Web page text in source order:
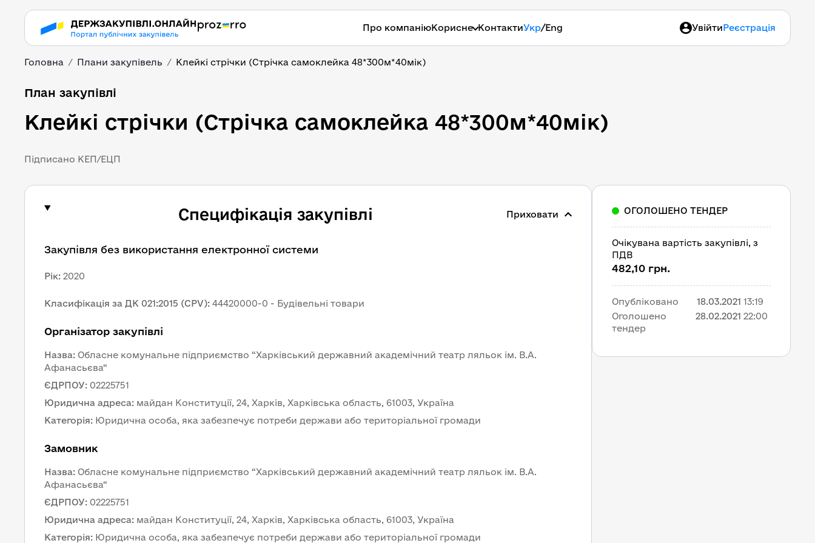
Про компаніюКорисне КонтактиУкр/Eng УвійтиРеєстрація
Головна Плани закупівель Клейкі стрічки (Стрічка самоклейка 48*300м*40мік)
План закупівлі
Клейкі стрічки (Стрічка самоклейка 48*300м*40мік)
Підписано КЕП/ЕЦП
Специфікація закупівлі Приховати
Закупівля без використання електронної системи
Рік: 2020
Класифікація за ДК 021:2015 (CPV): 44420000-0 - Будівельні товари
Організатор закупівлі
Назва: Обласне комунальне підприємство “Харківський державний академічний театр ляльок ім. В.А.
Афанасьєва“
ЄДРПОУ: 02225751
Юридична адреса: майдан Конституції, 24, Харків, Харківська область, 61003, Україна
Категорія: Юридична особа, яка забезпечує потреби держави або територіальної громади
Замовник
Назва: Обласне комунальне підприємство “Харківський державний академічний театр ляльок ім. В.А.
Афанасьєва“
ЄДРПОУ: 02225751
Юридична адреса: майдан Конституції, 24, Харків, Харківська область, 61003, Україна
Категорія: Юридична особа, яка забезпечує потреби держави або територіальної громади
ОГОЛОШЕНО ТЕНДЕР
Очікувана вартість закупівлі, з
ПДВ
482,10 грн.
Опубліковано 18.03.2021 13:19
Оголошено
тендер
28.02.2021 22:00